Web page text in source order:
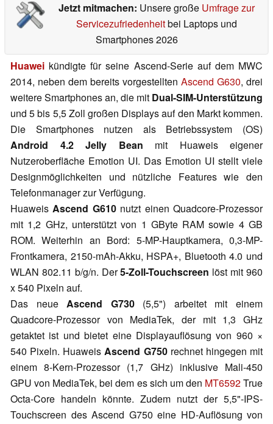
Jetzt mitmachen: Unsere große Umfrage zur
Servicezufriedenheitbei Laptops und
Smartphones 2026
Huawei kündigte für seine Ascend-Serie auf dem MWC
2014, neben dem bereits vorgestellten Ascend G630, drei
weitere Smartphones an, die mit Dual-SIM-Unterstützung
und 5 bis 5,5 Zoll großen Displays auf den Markt kommen.
Die Smartphones nutzen als Betriebssystem (OS)
Android 4.2 Jelly Bean mit Huaweis eigener
Nutzeroberfläche Emotion UI. Das Emotion UI stellt viele
Designmöglichkeiten und nützliche Features wie den
Telefonmanager zur Verfügung.
HuaweisAscend G610nutzt einen Quadcore-Prozessor
mit 1,2 GHz, unterstützt von 1 GByte RAM sowie 4 GB
ROM. Weiterhin an Bord: 5-MP-Hauptkamera, 0,3-MP-
Frontkamera, 2150-mAh-Akku, HSPA+, Bluetooth 4.0 und
WLAN 802.11 b/g/n. Der5-Zoll-Touchscreen löst mit 960
x 540 Pixeln auf.
Das neueAscend G730(5,5") arbeitet mit einem
Quadcore-Prozessor von MediaTek, der mit 1,3 GHz
getaktet ist und bietet eine Displayauflösung von 960 ×
540 Pixeln. HuaweisAscend G750rechnet hingegen mit
einem 8-Kern-Prozessor (1,7 GHz) inklusive Mali-450
GPU von MediaTek, bei dem es sich um den MT6592True
Octa-Core handeln könnte. Zudem nutzt der 5,5"-IPS-
Touchscreen des Ascend G750 eine HD-Auflösung von